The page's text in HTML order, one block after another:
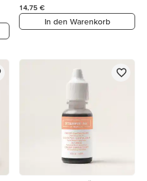
14,75 €
In den Warenkorb